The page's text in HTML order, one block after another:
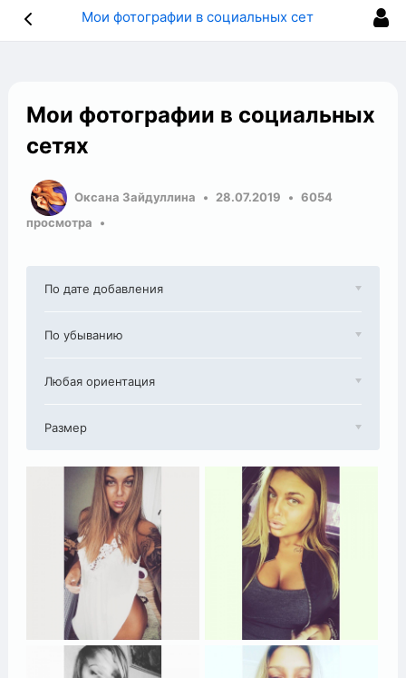
Мои фотографии в социальных сетях
Мои фотографии в социальных
сетях
Оксана Зайдуллина 28.07.2019
6054
просмотра
По дате добавления
По убыванию
Любая ориентация
Размер